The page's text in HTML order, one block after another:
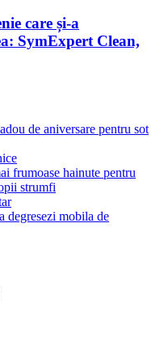
care și-a
SymExpert Clean,
de aniversare pentru sot
frumoase hainute pentru
degresezi mobila de